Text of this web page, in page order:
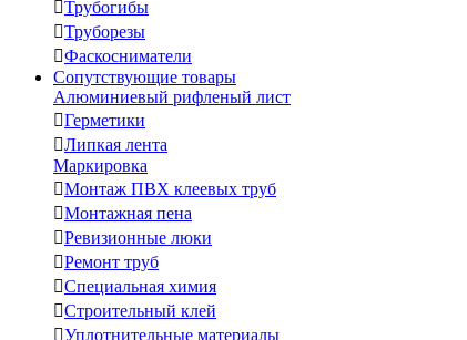
Трубогибы
Труборезы
Фаскосниматели
Сопутствующие товары
Алюминиевый рифленый лист
Герметики
Липкая лента
Маркировка
Монтаж ПВХ клеевых труб
Монтажная пена
Ревизионные люки
Ремонт труб
Специальная химия
Строительный клей
Уплотнительные материалы